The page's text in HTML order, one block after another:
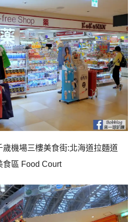
機場三樓美食街:北海道拉麵道
食區 Food Court